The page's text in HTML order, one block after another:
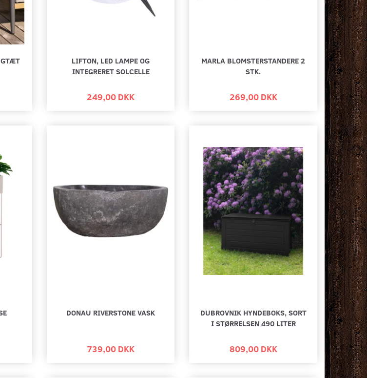
LIFTON, LED LAMPE OG
INTEGRERET SOLCELLE
249,00 DKK
MARLA BLOMSTERSTANDERE 2
STK.
269,00 DKK
DONAU RIVERSTONE VASK
739,00 DKK
DUBROVNIK HYNDEBOKS, SORT
I STØRRELSEN 490 LITER
809,00 DKK